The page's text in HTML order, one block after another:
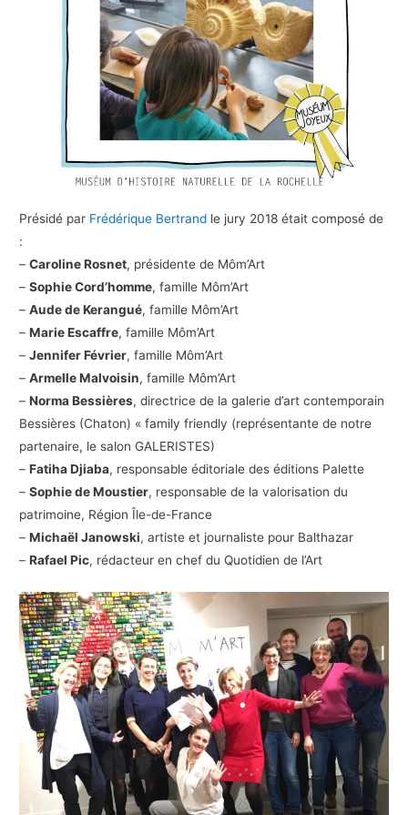
Présidé par Frédérique Bertrand le jury 2018 était composé de
:
–Caroline Rosnet, présidente de Môm’Art
–Sophie Cord’homme, famille Môm’Art
–Aude de Kerangué, famille Môm’Art
–Marie Escaffre, famille Môm’Art
–Jennifer Février, famille Môm’Art
–Armelle Malvoisin, famille Môm’Art
–Norma Bessières, directrice de la galerie d’art contemporain
Bessières (Chaton) « family friendly (représentante de notre
partenaire, le salon GALERISTES)
–Fatiha Djiaba, responsable éditoriale des éditions Palette
–Sophie de Moustier, responsable de la valorisation du
patrimoine, Région Île-de-France
–Michaël Janowski, artiste et journaliste pour Balthazar
–Rafael Pic, rédacteur en chef du Quotidien de l’Art